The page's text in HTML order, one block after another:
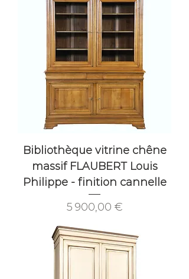
Bibliothèque vitrine chêne
massif FLAUBERT Louis
Philippe - finition cannelle
Prix
5 900,00 €